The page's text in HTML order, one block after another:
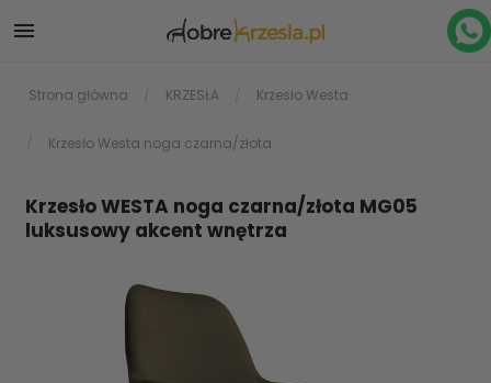

Strona główna KRZESŁA Krzesło Westa
Krzesło Westa noga czarna/złota
Krzesło WESTA noga czarna/złota MG05
luksusowy akcent wnętrza